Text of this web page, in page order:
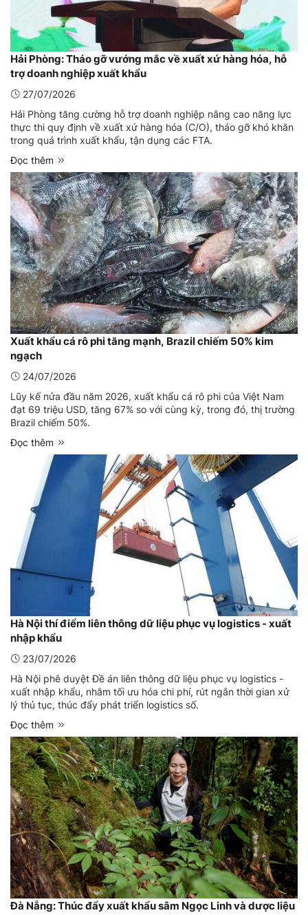
Hải Phòng: Tháo gỡ vướng mắc về xuất xứ hàng hóa, hỗ
trợ doanh nghiệp xuất khẩu
27/07/2026
Hải Phòng tăng cường hỗ trợ doanh nghiệp nâng cao năng lực
thực thi quy định về xuất xứ hàng hóa (C/O), tháo gỡ khó khăn
trong quá trình xuất khẩu, tận dụng các FTA.
Đọc thêm
Xuất khẩu cá rô phi tăng mạnh, Brazil chiếm 50% kim
ngạch
24/07/2026
Lũy kế nửa đầu năm 2026, xuất khẩu cá rô phi của Việt Nam
đạt 69 triệu USD, tăng 67% so với cùng kỳ, trong đó, thị trường
Brazil chiếm 50%.
Đọc thêm
Hà Nội thí điểm liên thông dữ liệu phục vụ logistics - xuất
nhập khẩu
23/07/2026
Hà Nội phê duyệt Đề án liên thông dữ liệu phục vụ logistics -
xuất nhập khẩu, nhằm tối ưu hóa chi phí, rút ngắn thời gian xử
lý thủ tục, thúc đẩy phát triển logistics số.
Đọc thêm
Đà Nẵng: Thúc đẩy xuất khẩu sâm Ngọc Linh và dược liệu